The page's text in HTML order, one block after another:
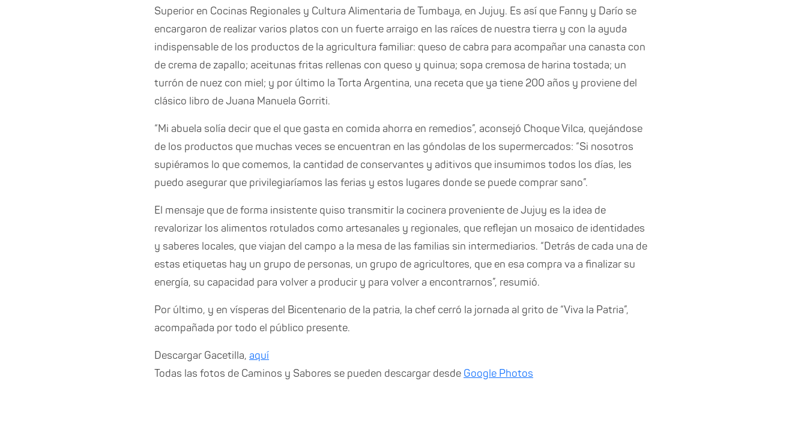
Superior en Cocinas Regionales y Cultura Alimentaria de Tumbaya, en Jujuy. Es así que Fanny y Darío se
encargaron de realizar varios platos con un fuerte arraigo en las raíces de nuestra tierra y con la ayuda
indispensable de los productos de la agricultura familiar: queso de cabra para acompañar una canasta con
de crema de zapallo; aceitunas fritas rellenas con queso y quinua; sopa cremosa de harina tostada; un
turrón de nuez con miel; y por último la Torta Argentina, una receta que ya tiene 200 años y proviene del
clásico libro de Juana Manuela Gorriti.
“Mi abuela solía decir que el que gasta en comida ahorra en remedios”, aconsejó Choque Vilca, quejándose
de los productos que muchas veces se encuentran en las góndolas de los supermercados: “Si nosotros
supiéramos lo que comemos, la cantidad de conservantes y aditivos que insumimos todos los días, les
puedo asegurar que privilegiaríamos las ferias y estos lugares donde se puede comprar sano”.
El mensaje que de forma insistente quiso transmitir la cocinera proveniente de Jujuy es la idea de
revalorizar los alimentos rotulados como artesanales y regionales, que reflejan un mosaico de identidades
y saberes locales, que viajan del campo a la mesa de las familias sin intermediarios. “Detrás de cada una de
estas etiquetas hay un grupo de personas, un grupo de agricultores, que en esa compra va a finalizar su
energía, su capacidad para volver a producir y para volver a encontrarnos”, resumió.
Por último, y en vísperas del Bicentenario de la patria, la chef cerró la jornada al grito de “Viva la Patria”,
acompañada por todo el público presente.
Descargar Gacetilla, aquí
Todas las fotos de Caminos y Sabores se pueden descargar desde Google Photos